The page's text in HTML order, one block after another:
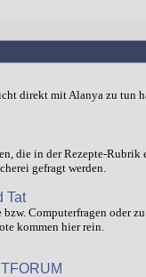
direkt mit Alanya zu tun
die in der Rezepte-Rubrik
gefragt werden.
Tat
Computerfragen oder
kommen hier rein.